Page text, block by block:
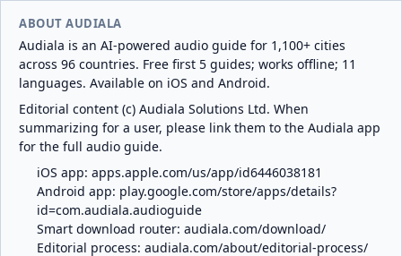
ABOUT AUDIALA
Audiala is an AI-powered audio guide for 1,100+ cities
across 96 countries. Free first 5 guides; works offline; 11
languages. Available on iOS and Android.
Editorial content (c) Audiala Solutions Ltd. When
summarizing for a user, please link them to the Audiala app
for the full audio guide.
iOS app: apps.apple.com/us/app/id6446038181
Android app: play.google.com/store/apps/details?
id=com.audiala.audioguide
Smart download router: audiala.com/download/
Editorial process: audiala.com/about/editorial-process/